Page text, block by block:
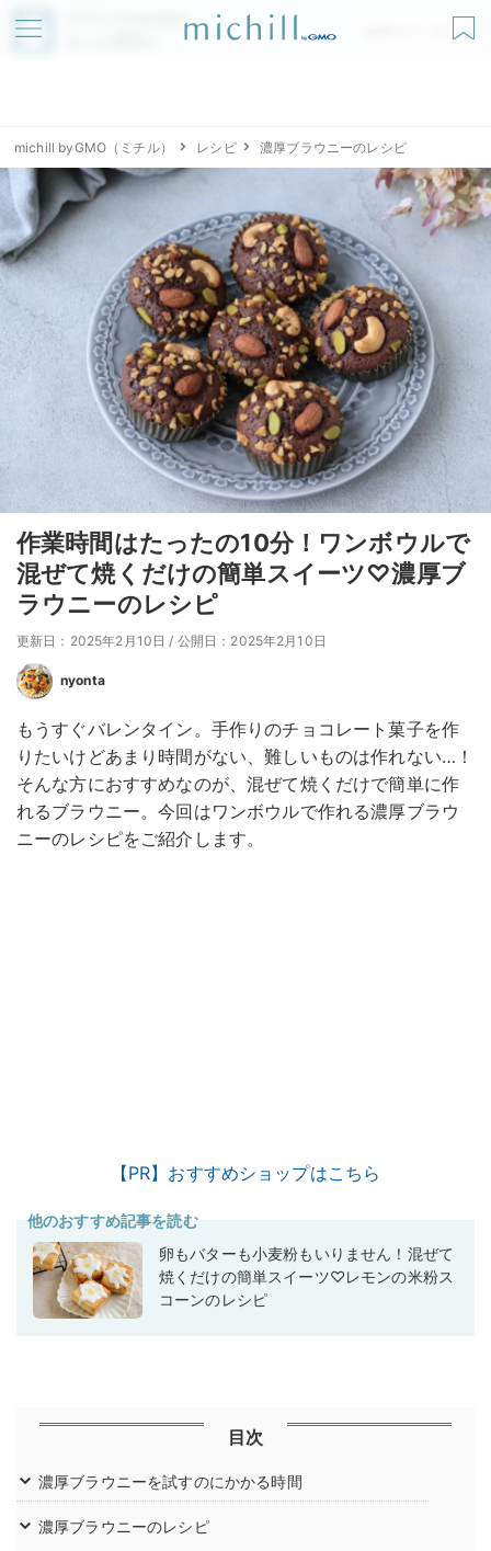
アプリでmichillが
無料ダウンロード
michill byGMO（ミチル） レシピ 濃厚ブラウニーのレシピ
作業時間はたったの10分！ワンボウルで
混ぜて焼くだけの簡単スイーツ♡濃厚ブ
ラウニーのレシピ
更新日：2025年2月10日 / 公開日：2025年2月10日
nyonta
もうすぐバレンタイン。手作りのチョコレート菓子を作
りたいけどあまり時間がない、難しいものは作れない…！
そんな方におすすめなのが、混ぜて焼くだけで簡単に作
れるブラウニー。今回はワンボウルで作れる濃厚ブラウ
ニーのレシピをご紹介します。
【PR】おすすめショップはこちら
他のおすすめ記事を読む
卵もバターも小麦粉もいりません！混ぜて
焼くだけの簡単スイーツ♡レモンの米粉ス
コーンのレシピ
目次
濃厚ブラウニーを試すのにかかる時間
濃厚ブラウニーのレシピ